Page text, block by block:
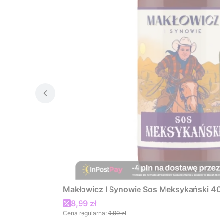
Makłowicz I Synowie Sos Meksykański
Cena promocyjna
8,99 zł
Cena regularna: 9,99 zł